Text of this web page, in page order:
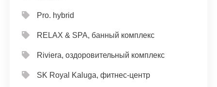
Pro. hybrid
RELAX & SPA, банный комплекс
Riviera, оздоровительный комплекс
SK Royal Kaluga, фитнес-центр